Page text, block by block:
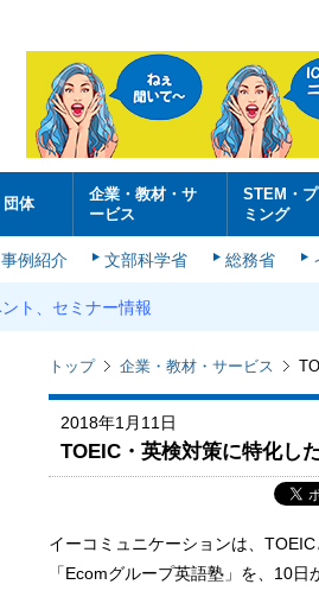
団体
企業・教材・サ
ービス
STEM・
ミング
事例紹介 文部科学省 総務省
ト、セミナー情報
トップ 企業・教材・サービス
2018年1月11日
TOEIC・英検対策に特化し
イーコミュニケーションは、
「Ecomグループ英語塾」を、10日